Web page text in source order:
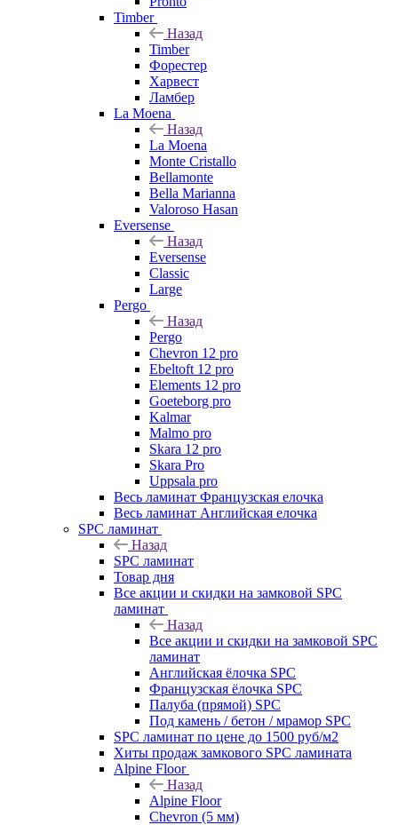
Timber
Назад
Timber
Форестер
Харвест
Ламбер
La Moena
Назад
La Moena
Monte Cristallo
Bellamonte
Bella Marianna
Valoroso Hasan
Eversense
Назад
Eversense
Classic
Large
Pergo
Назад
Pergo
Chevron 12 pro
Ebeltoft 12 pro
Elements 12 pro
Goeteborg pro
Kalmar
Malmo pro
Skara 12 pro
Skara Pro
Uppsala pro
Весь ламинат Французская елочка
Весь ламинат Английская елочка
SPC ламинат
Назад
SPC ламинат
Товар дня
Все акции и скидки на замковой SPC
ламинат
Назад
Все акции и скидки на замковой SPC
ламинат
Английская ёлочка SPC
Французская ёлочка SPC
Палуба (прямой) SPC
Под камень / бетон / мрамор SPC
SPC ламинат по цене до 1500 руб/м2
Хиты продаж замкового SPC ламината
Alpine Floor
Назад
Alpine Floor
Chevron (5 мм)